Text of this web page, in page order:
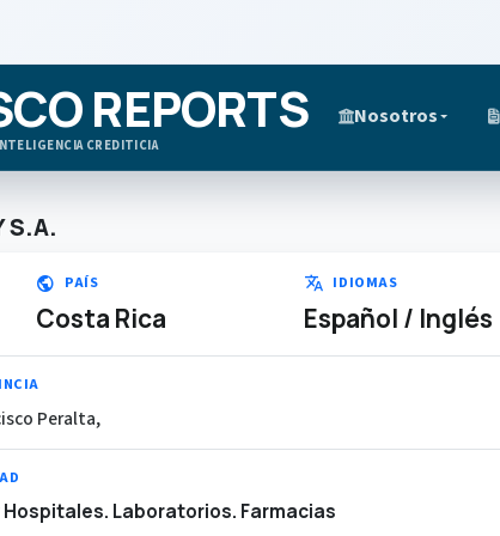
REPORTS
CREDITICIA
Nosotros
S.A.
public PAÍS
Costa Rica
translate IDIOMAS
Español / Inglés
Peralta,
Laboratorios. Farmacias